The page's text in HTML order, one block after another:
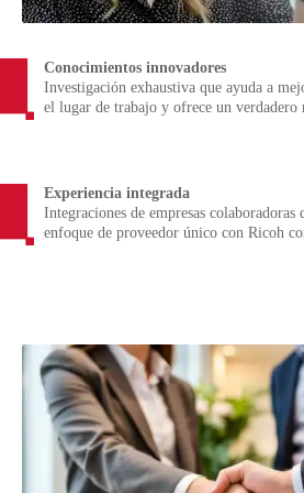
Conocimientos innovadores
Investigación exhaustiva que ayuda a
el lugar de trabajo y ofrece un verdadero
Experiencia integrada
Integraciones de empresas colaboradoras
enfoque de proveedor único con Ricoh